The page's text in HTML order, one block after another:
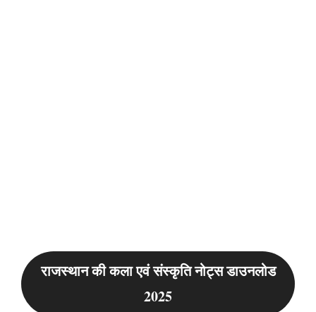
राजस्थान की कला एवं संस्कृति नोट्स डाउनलोड
2025